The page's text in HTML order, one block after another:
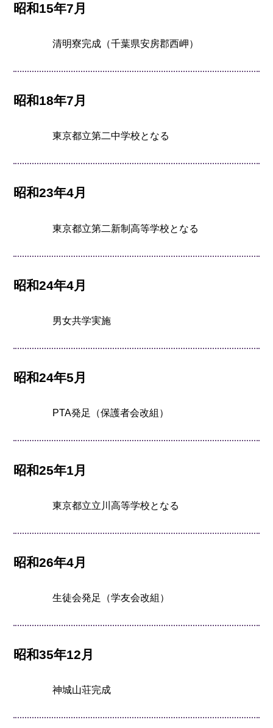
昭和15年7月
清明寮完成（千葉県安房郡西岬）
昭和18年7月
東京都立第二中学校となる
昭和23年4月
東京都立第二新制高等学校となる
昭和24年4月
男女共学実施
昭和24年5月
PTA発足（保護者会改組）
昭和25年1月
東京都立立川高等学校となる
昭和26年4月
生徒会発足（学友会改組）
昭和35年12月
神城山荘完成